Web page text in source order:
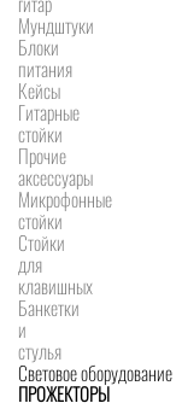
Мундштуки
Блоки
питания
Кейсы
Гитарные
стойки
Прочие
аксессуары
Микрофонные
стойки
Стойки
для
клавишных
Банкетки
и
стулья
Световое оборудование
ПРОЖЕКТОРЫ